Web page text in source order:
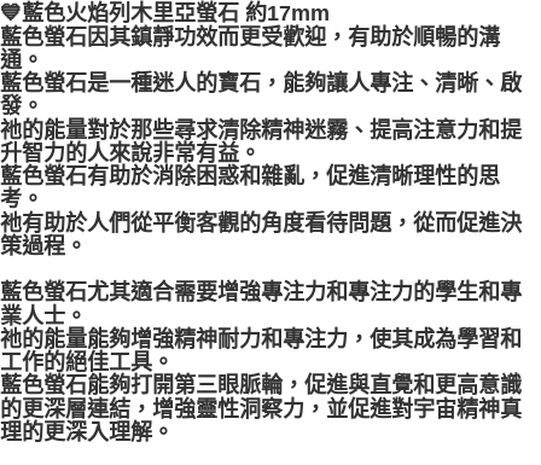
💙藍色火焰列木里亞螢石 約17mm
藍色螢石因其鎮靜功效而更受歡迎，有助於順暢的溝
通。
藍色螢石是一種迷人的寶石，能夠讓人專注、清晰、啟
發。
祂的能量對於那些尋求清除精神迷霧、提高注意力和提
升智力的人來說非常有益。
藍色螢石有助於消除困惑和雜亂，促進清晰理性的思
考。
祂有助於人們從平衡客觀的角度看待問題，從而促進決
策過程。
藍色螢石尤其適合需要增強專注力和專注力的學生和專
業人士。
祂的能量能夠增強精神耐力和專注力，使其成為學習和
工作的絕佳工具。
藍色螢石能夠打開第三眼脈輪，促進與直覺和更高意識
的更深層連結，增強靈性洞察力，並促進對宇宙精神真
理的更深入理解。